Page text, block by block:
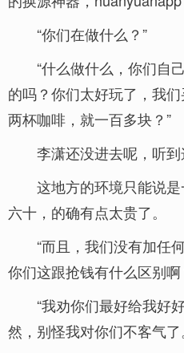
“你们在做什么？”
“什么做什么，你们自
的吗？你们太好玩了，我
两杯咖啡，就一百多块？”
李潇还没进去呢，听到
这地方的环境只能说
六十，的确有点太贵了。
“而且，我们没有加任
你们这跟抢钱有什么区别啊
“我劝你们最好给我好
然，别怪我对你们不客气了